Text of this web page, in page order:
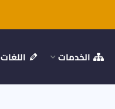
الخدمات اللغات